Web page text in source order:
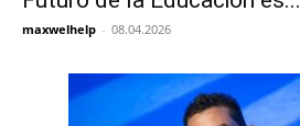
maxwelhelp - 08.04.2026